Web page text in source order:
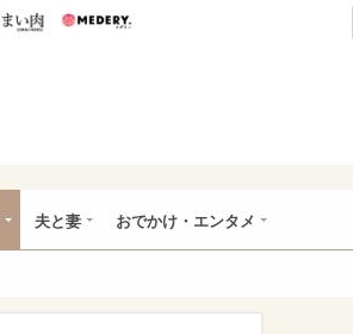
パン うまい肉
夫と妻 おでかけ・エンタメ